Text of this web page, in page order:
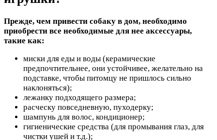
Прежде, чем привести собаку в дом, необходимо
приобрести все необходимые для нее аксессуары,
такие как:
миски для еды и воды (керамические
предпочтительнее, они устойчивее, желательно на
подставке, чтобы питомцу не пришлось сильно
наклоняться);
лежанку подходящего размера;
расческу повседневную, пуходерку;
шампунь для волос, кондиционер;
гигиенические средства (для промывания глаз, для
чистки ушей и т.д.);